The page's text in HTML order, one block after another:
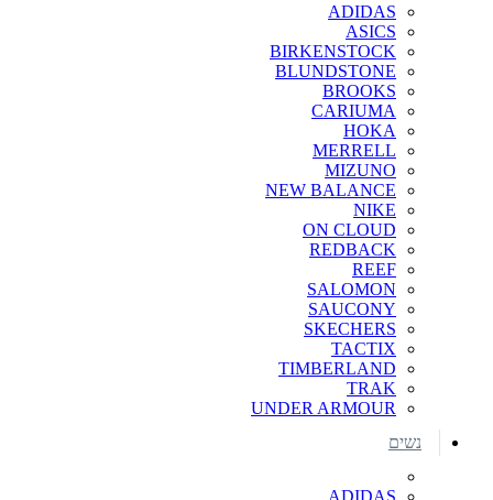
ADIDAS
ASICS
BIRKENSTOCK
BLUNDSTONE
BROOKS
CARIUMA
HOKA
MERRELL
MIZUNO
NEW BALANCE
NIKE
ON CLOUD
REDBACK
REEF
SALOMON
SAUCONY
SKECHERS
TACTIX
TIMBERLAND
TRAK
UNDER ARMOUR
נשים
ADIDAS